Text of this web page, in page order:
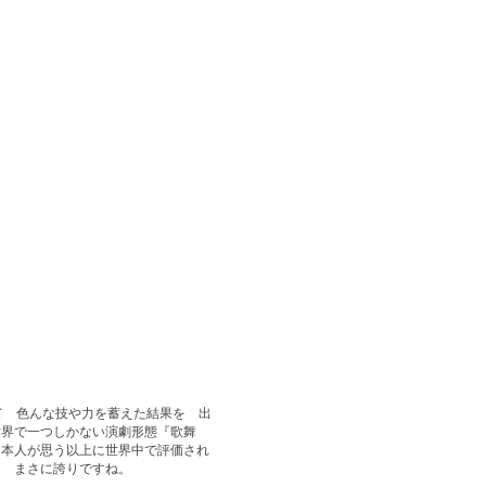
色んな技や力を蓄えた結果を 出
一つしかない演劇形態『歌舞
が思う以上に世界中で評価され
さに誇りですね。